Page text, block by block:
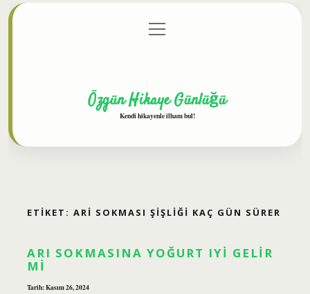
Gizlilik Politikası
menüyü
aç
Özgün Hikaye Günlüğü
Kendi hikayenle ilham bul!
ETIKET: ARI SOKMASI ŞIŞLIĞI KAÇ GÜN SÜRER
ARI SOKMASINA YOĞURT IYI GELIR
MI
Tarih: Kasım 26, 2024